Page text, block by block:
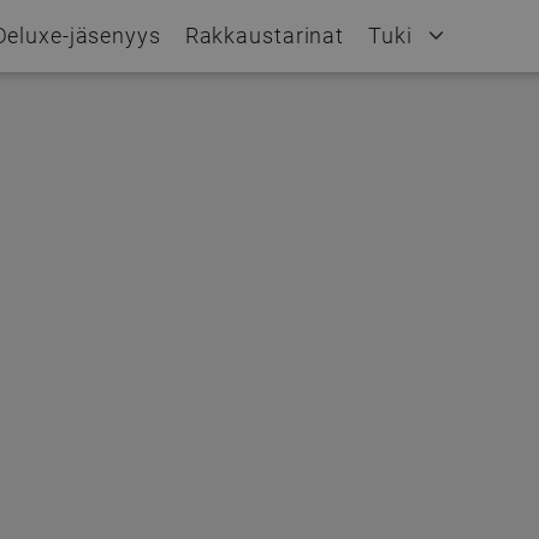
jäsenyys Rakkaustarinat Tuki